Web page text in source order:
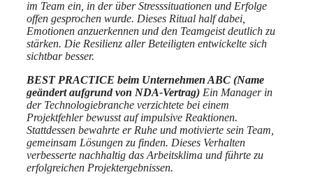
im Team ein, in der über Stresssituationen und Erfolge
offen gesprochen wurde. Dieses Ritual half dabei,
Emotionen anzuerkennen und den Teamgeist deutlich zu
stärken. Die Resilienz aller Beteiligten entwickelte sich
sichtbar besser.
BEST PRACTICE beim Unternehmen ABC (Name
geändert aufgrund von NDA-Vertrag) Ein Manager in
der Technologiebranche verzichtete bei einem
Projektfehler bewusst auf impulsive Reaktionen.
Stattdessen bewahrte er Ruhe und motivierte sein Team,
gemeinsam Lösungen zu finden. Dieses Verhalten
verbesserte nachhaltig das Arbeitsklima und führte zu
erfolgreichen Projektergebnissen.